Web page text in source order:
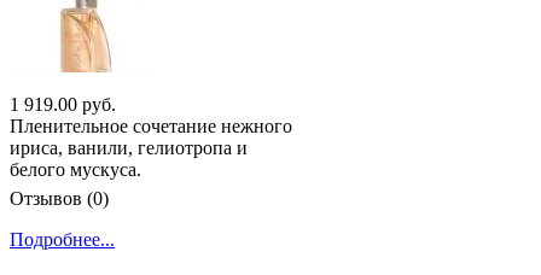
1 919.00 руб.
Пленительное сочетание нежного
ириса, ванили, гелиотропа и
белого мускуса.
Отзывов (0)
Подробнее...